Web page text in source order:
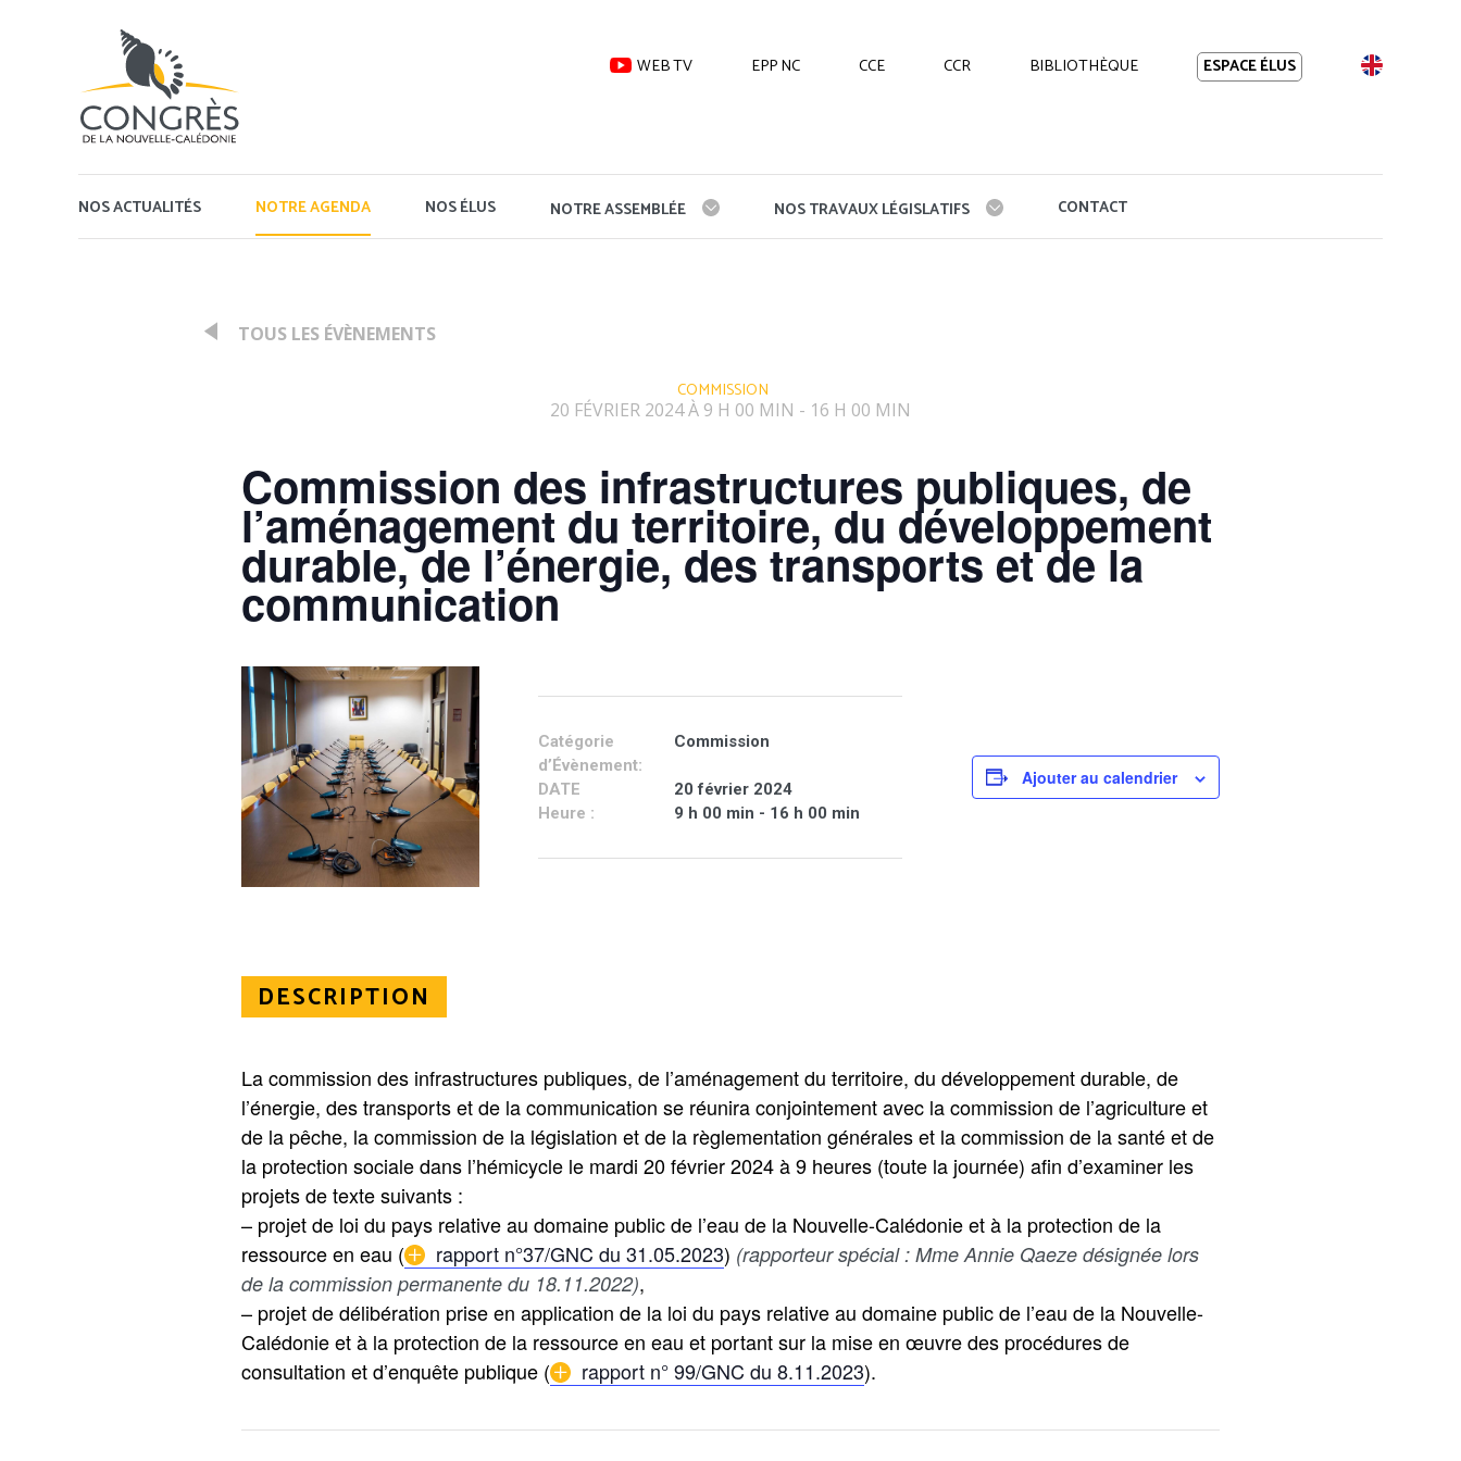
WEB TV EPP NC CCE CCR BIBLIOTHÈQUE ESPACE ÉLUS EN
NOS ACTUALITÉS NOTRE AGENDA NOS ÉLUS NOTRE ASSEMBLÉE NOS TRAVAUX LÉGISLATIFS CONTACT
TOUS LES ÉVÈNEMENTS
COMMISSION
20 FÉVRIER 2024 À 9 H 00 MIN - 16 H 00 MIN
Commission des infrastructures publiques, de
l’aménagement du territoire, du développement
durable, de l’énergie, des transports et de la
communication
Catégorie
d’Évènement:
Commission
DATE
20 février 2024
Heure :
9 h 00 min - 16 h 00 min
Ajouter au calendrier
DESCRIPTION
La commission des infrastructures publiques, de l’aménagement du territoire, du développement durable, de
l’énergie, des transports et de la communication se réunira conjointement avec la commission de l’agriculture et
de la pêche, la commission de la législation et de la règlementation générales et la commission de la santé et de
la protection sociale dans l’hémicycle le mardi 20 février 2024 à 9 heures (toute la journée) afin d’examiner les
projets de texte suivants :
– projet de loi du pays relative au domaine public de l’eau de la Nouvelle-Calédonie et à la protection de la
ressource en eau (
rapport n°37/GNC du 31.05.2023) (rapporteur spécial : Mme Annie Qaeze désignée lors
de la commission permanente du 18.11.2022),
– projet de délibération prise en application de la loi du pays relative au domaine public de l’eau de la Nouvelle-
Calédonie et à la protection de la ressource en eau et portant sur la mise en œuvre des procédures de
consultation et d’enquête publique (
rapport n° 99/GNC du 8.11.2023).